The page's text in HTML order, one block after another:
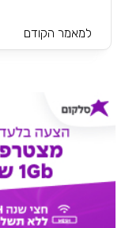
למאמר הקודם